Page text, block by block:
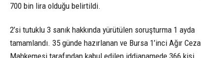
700 bin lira olduğu belirtildi.
2’si tutuklu 3 sanık hakkında yürütülen soruşturma 1 ayda
tamamlandı. 35 günde hazırlanan ve Bursa 1’inci Ağır Ceza
Mahkemesi tarafından kabul edilen iddianamede 366 kişi